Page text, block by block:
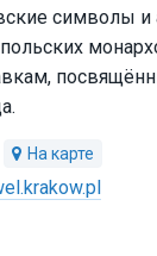
символы и